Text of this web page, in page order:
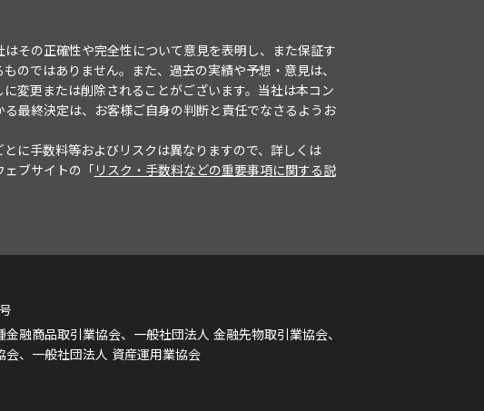
その正確性や完全性について意見を表明し、また保証す
のではありません。また、過去の実績や予想・意見は、
変更または削除されることがございます。当社は本コン
最終決定は、お客様ご自身の判断と責任でなさるようお
に手数料等およびリスクは異なりますので、詳しくは
ェブサイトの「リスク・手数料などの重要事項に関する説
融商品取引業協会、一般社団法人 金融先物取引業協会、
、一般社団法人 資産運用業協会